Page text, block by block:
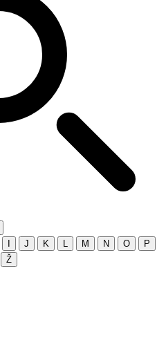
J K M N O
P
Ž